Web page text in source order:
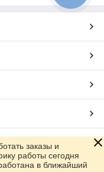
заказы и
работы сегодня
в ближайший